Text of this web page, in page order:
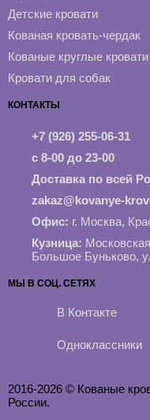
Детские кровати
Кованая кровать-чердак
Кованые круглые кровати
Кровати для собак
КОНТАКТЫ
+7 (926) 255-06-31
с 8-00 до 23-00
Доставка по всей
zakaz@kovanye-
Офис: г. Москва,
Кузница:
Большое Буньково,
МЫ В СОЦ. СЕТЯХ
В Контакте
Одноклассники
2016-2026 © Кованые
России.